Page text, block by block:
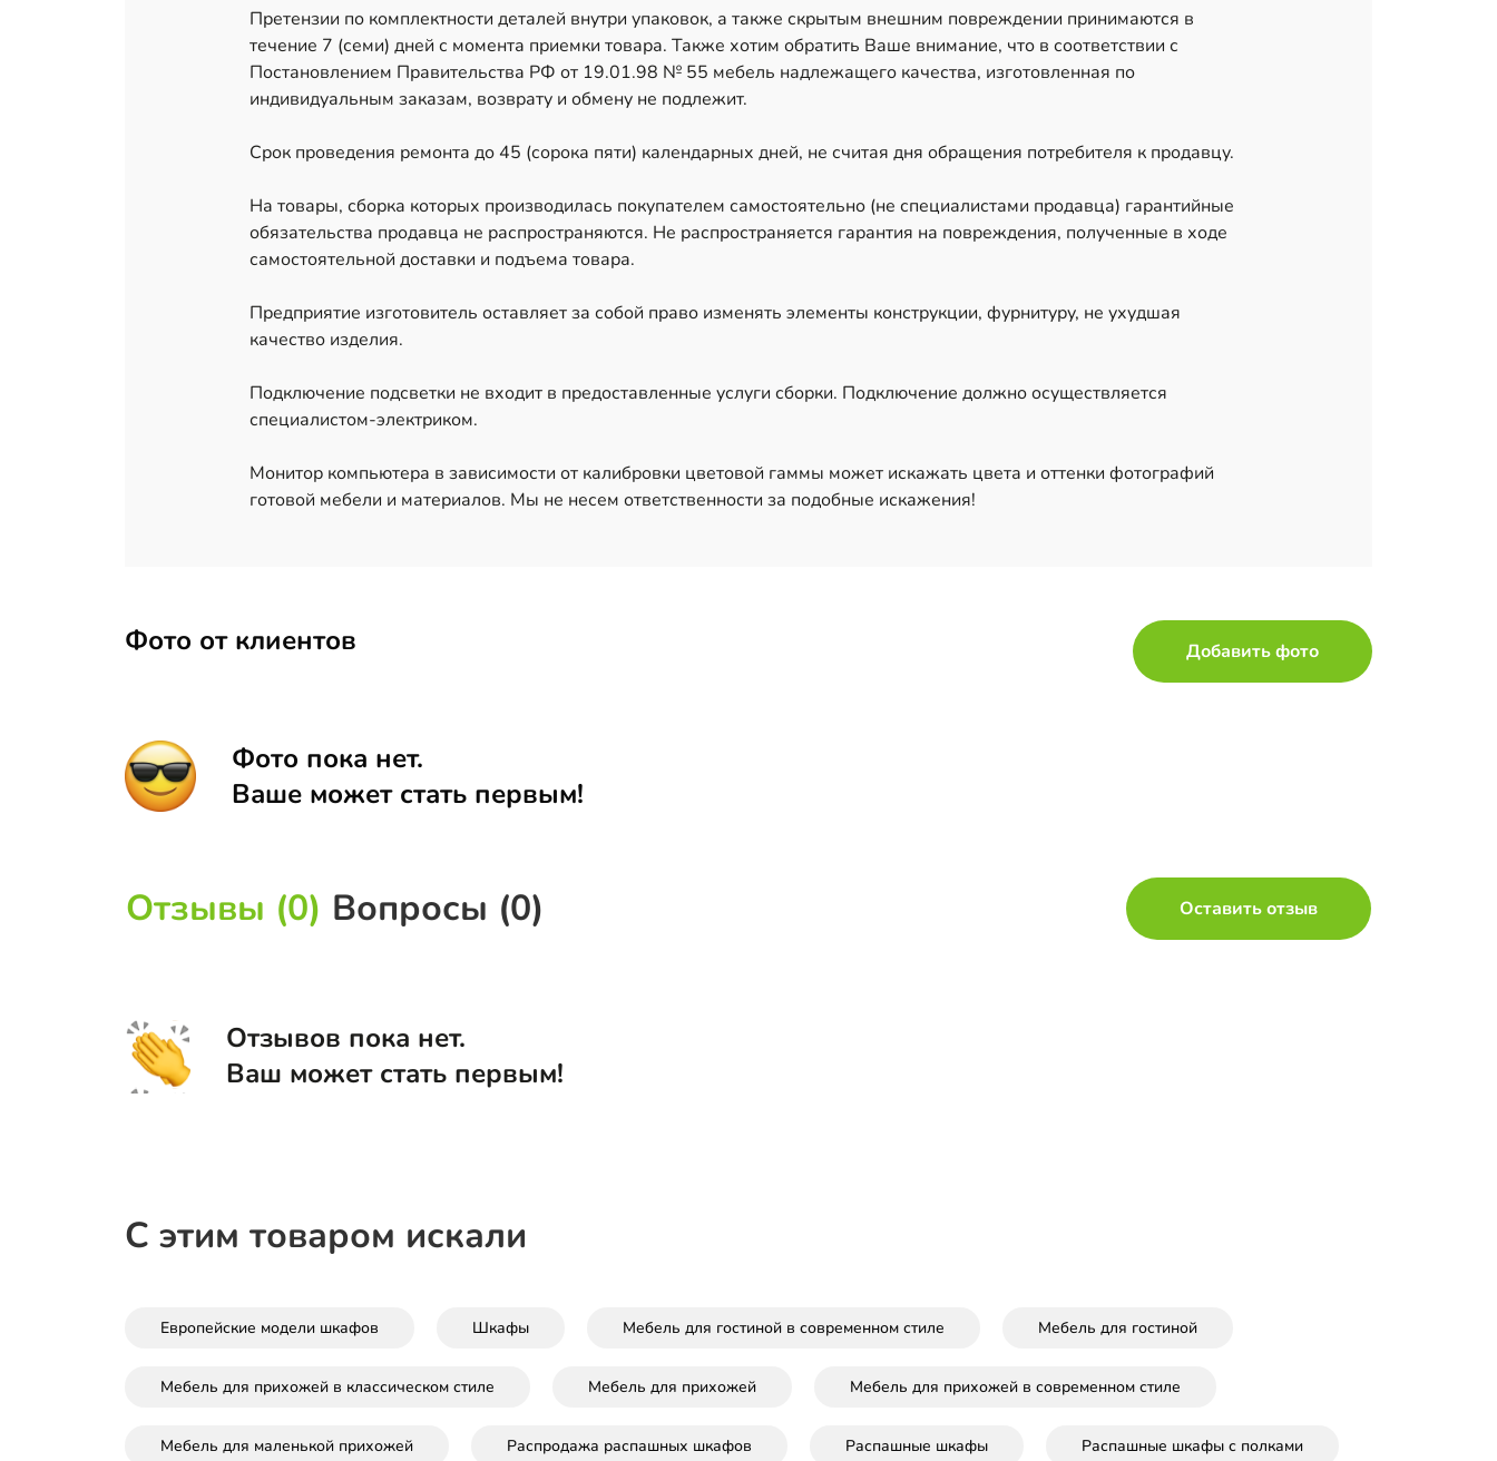
Претензии по комплектности деталей внутри упаковок, а также скрытым внешним повреждении принимаются в
течение 7 (семи) дней с момента приемки товара. Также хотим обратить Ваше внимание, что в соответствии с
Постановлением Правительства РФ от 19.01.98 № 55 мебель надлежащего качества, изготовленная по
индивидуальным заказам, возврату и обмену не подлежит.
Срок проведения ремонта до 45 (сорока пяти) календарных дней, не считая дня обращения потребителя к продавцу.
На товары, сборка которых производилась покупателем самостоятельно (не специалистами продавца) гарантийные
обязательства продавца не распространяются. Не распространяется гарантия на повреждения, полученные в ходе
самостоятельной доставки и подъема товара.
Предприятие изготовитель оставляет за собой право изменять элементы конструкции, фурнитуру, не ухудшая
качество изделия.
Подключение подсветки не входит в предоставленные услуги сборки. Подключение должно осуществляется
специалистом-электриком.
Монитор компьютера в зависимости от калибровки цветовой гаммы может искажать цвета и оттенки фотографий
готовой мебели и материалов. Мы не несем ответственности за подобные искажения!
Фото от клиентов
Фото пока нет.
Ваше может стать первым!
Добавить фото
Отзывы (0) Вопросы (0) Оставить отзыв
Отзывов пока нет.
Ваш может стать первым!
С этим товаром искали
Европейские модели шкафов Шкафы Мебель для гостиной в современном стиле Мебель для гостиной
Мебель для прихожей в классическом стиле Мебель для прихожей Мебель для прихожей в современном стиле
Мебель для маленькой прихожей Распродажа распашных шкафов Распашные шкафы Распашные шкафы с полками